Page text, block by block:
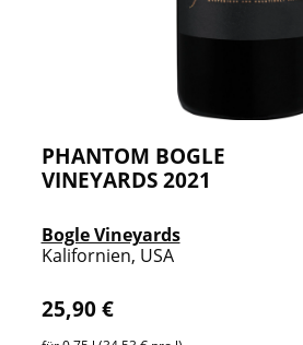
PHANTOM BOGLE
VINEYARDS 2021
Bogle Vineyards
Kalifornien, USA
25,90 €